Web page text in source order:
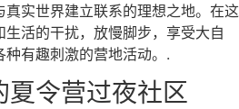
实世界建立联系的理想之地。在这
活的干扰，放慢脚步，享受大自
有趣刺激的营地活动。.
令营过夜社区